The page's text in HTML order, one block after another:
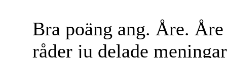
Bra poäng ang. Åre.
råder ju delade